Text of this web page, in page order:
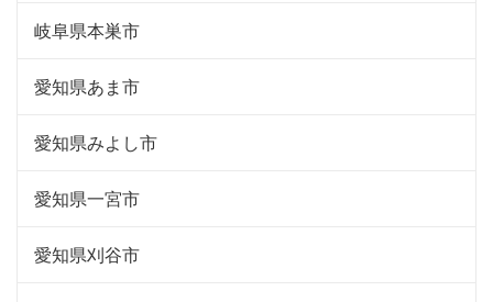
岐阜県本巣市
愛知県あま市
愛知県みよし市
愛知県一宮市
愛知県刈谷市